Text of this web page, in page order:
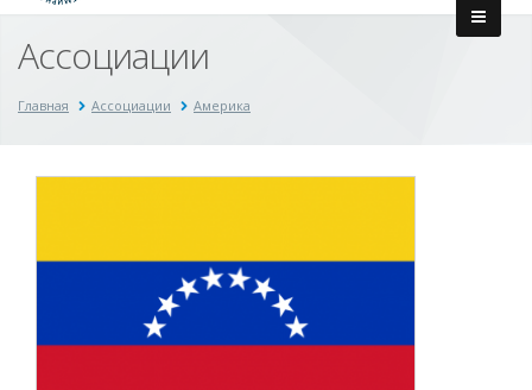
Ассоциации
Главная Ассоциации Америка